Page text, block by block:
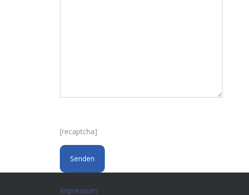
[recaptcha]
Impressum